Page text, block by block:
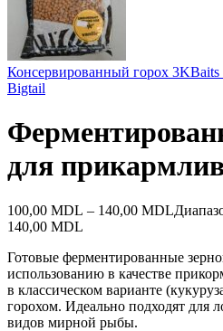
Консервированный горох 3KBaits
Bigtail
для
100,00 MDL – 140,00 MDL
140,00 MDL
Готовые ферментированные
использованию в качестве
в классическом варианте
горохом. Идеально подходят для
видов мирной рыбы.